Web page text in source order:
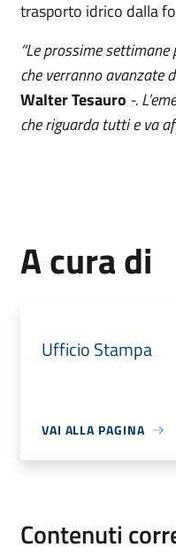
trasporto idrico dalla
“Le prossime
che verranno avanzate
Walter Tesauro -.
che riguarda tutti e va
A cura di
Ufficio Stampa
VAI ALLA PAGINA
Contenuti